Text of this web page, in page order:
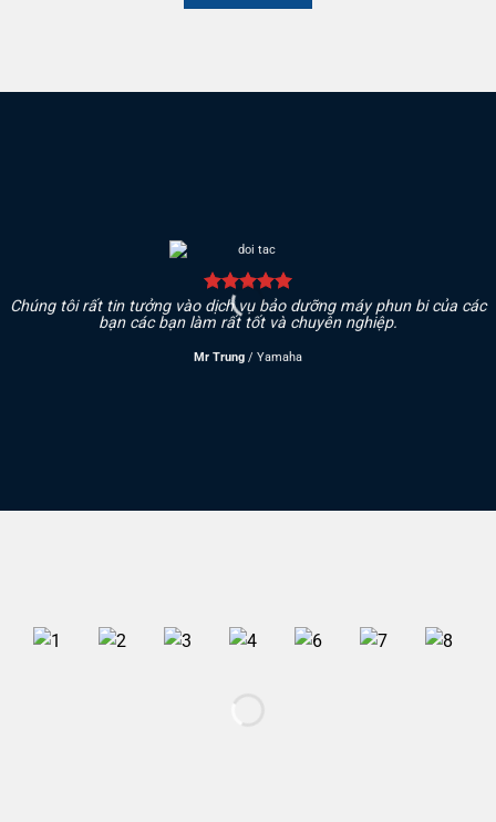
Chúng tôi rất tin tưởng vào dịch vụ bảo dưỡng máy phun bi của các
bạn các bạn làm rất tốt và chuyên nghiệp.
Mr Trung / Yamaha